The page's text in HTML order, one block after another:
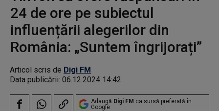
24 de ore pe subiectul
influențării alegerilor din
România: „Suntem îngrijorați”
Articol scris de Digi FM
Data publicării: 06.12.2024 14:42
Adaugă Digi FM ca sursă preferată în
Google